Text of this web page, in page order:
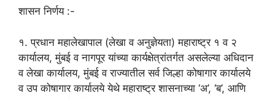
शासन निर्णय :-
१. प्रधान महालेखापाल (लेखा व अनुज्ञेयता) महाराष्ट्र १ व २
कार्यालय, मुंबई व नागपूर यांच्या कार्यक्षेत्रांतर्गत असलेल्या अधिदान
व लेखा कार्यालय, मुंबई व राज्यातील सर्व जिल्हा कोषागार कार्यालये
व उप कोषागार कार्यालये येथे महाराष्ट्र शासनाच्या ‘अ’, ‘ब’, आणि